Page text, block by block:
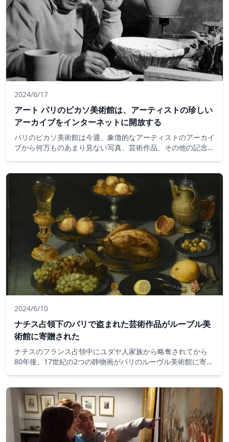
2024/6/17
アート パリのピカソ美術館は、アーティストの珍しい
アーカイブをインターネットに開放する
パリのピカソ美術館は今週、象徴的なアーティストのアーカイ
ブから何万ものあまり見ない写真、芸術作品、その他の記念品
2024/6/10
ナチス占領下のパリで盗まれた芸術作品がルーブル美
術館に寄贈された
ナチスのフランス占領中にユダヤ人家族から略奪されてから
80年後、17世紀の2つの静物画がパリのルーヴル美術館に寄付